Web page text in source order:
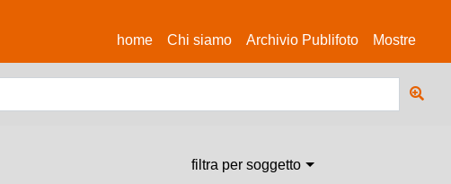
home(current)
Chi siamo Archivio Publifoto Mostre
filtra per soggetto